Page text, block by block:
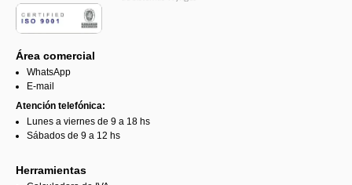
Área comercial
WhatsApp
E-mail
Atención telefónica:
Lunes a viernes de 9 a 18 hs
Sábados de 9 a 12 hs
Herramientas